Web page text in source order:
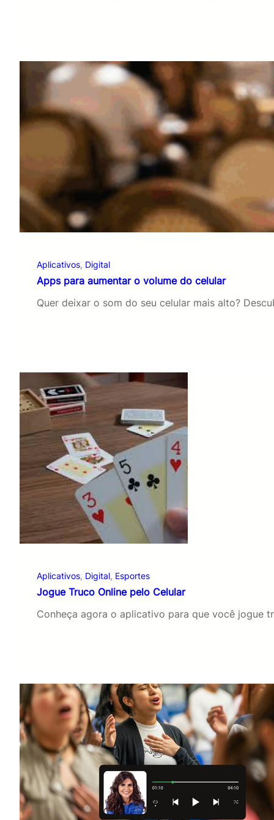
Aplicativos, Digital
Apps para aumentar o volume do celular
Quer deixar o som do seu celular mais alto?
Aplicativos, Digital, Esportes
Jogue Truco Online pelo Celular
Conheça agora o aplicativo para que você jogue